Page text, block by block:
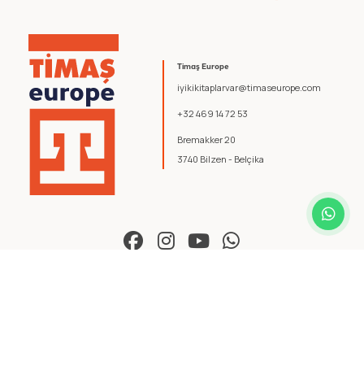
Timaş Europe
iyikikitaplarvar@timaseurope.com
+32 469 14 72 53
Bremakker 20
3740 Bilzen - Belçika